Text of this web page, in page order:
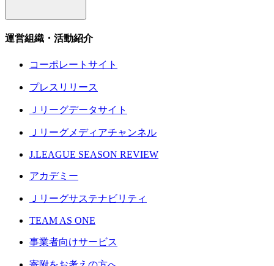
運営組織・活動紹介
コーポレートサイト
プレスリリース
Ｊリーグデータサイト
Ｊリーグメディアチャンネル
J.LEAGUE SEASON REVIEW
アカデミー
Ｊリーグサステナビリティ
TEAM AS ONE
事業者向けサービス